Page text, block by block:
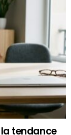
tendance